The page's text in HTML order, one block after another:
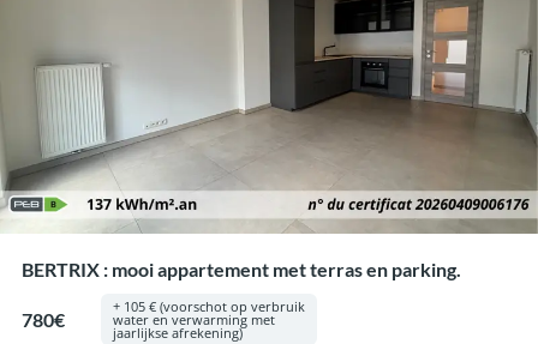
BERTRIX : mooi appartement met terras en parking.
780€
+ 105 € (voorschot op verbruik
water en verwarming met
jaarlijkse afrekening)